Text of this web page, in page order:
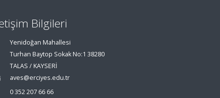
Bilgileri
Yenidoğan Mahallesi
Turhan Baytop Sokak No:1 38280
TALAS / KAYSERİ
aves@erciyes.edu.tr
0 352 207 66 66